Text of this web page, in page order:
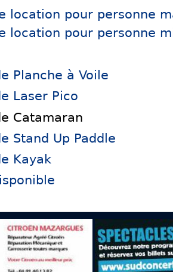
location pour personne
location pour personne
Planche à Voile
Laser Pico
Catamaran
Stand Up Paddle
Kayak